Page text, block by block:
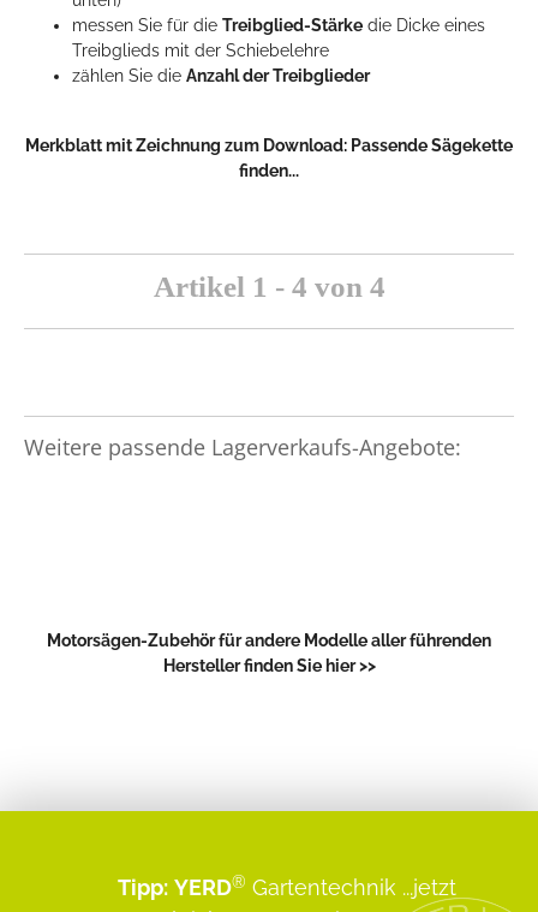
messen Sie für die Treibglied-Stärke die Dicke eines
Treibglieds mit der Schiebelehre
zählen Sie die Anzahl der Treibglieder
Merkblatt mit Zeichnung zum Download: Passende Sägekette
finden...
Artikel 1 - 4 von 4
Weitere passende Lagerverkaufs-Angebote:
Motorsägen-Zubehör für andere Modelle aller führenden
Hersteller finden Sie hier >>
Tipp: YERD® Gartentechnik ...jetzt